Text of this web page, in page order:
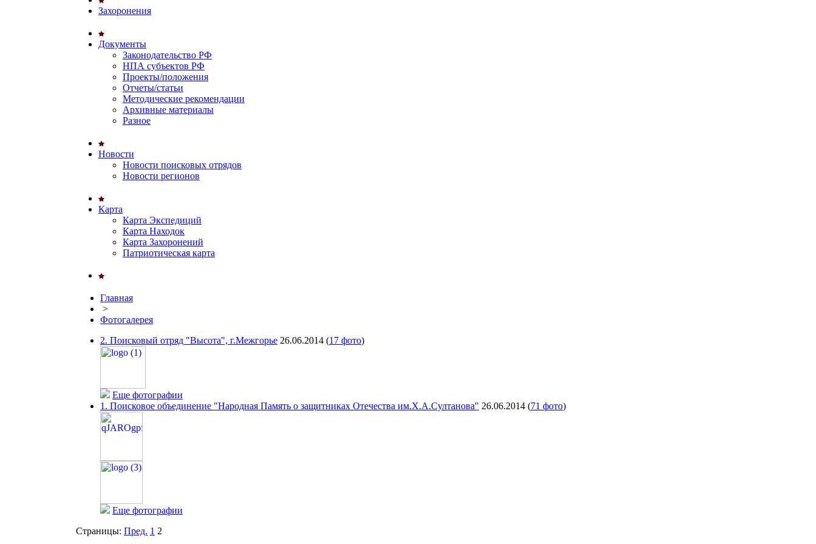
Захоронения
Документы
Законодательство РФ
НПА субъектов РФ
Проекты/положения
Отчеты/статьи
Методические рекомендации
Архивные материалы
Разное
Новости
Новости поисковых отрядов
Новости регионов
Карта
Карта Экспедиций
Карта Находок
Карта Захоронений
Патриотическая карта
Главная
>
Фотогалерея
2. Поисковый отряд "Высота", г.Межгорье 26.06.2014 (17 фото)
Еще фотографии
1. Поисковое объединение "Народная Память о защитниках Отечества им.Х.А.Султанова" 26.06.2014 (71 фото)
Еще фотографии
Страницы: Пред. 1 2